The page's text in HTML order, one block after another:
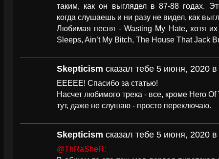
таким, как он выглядел в 87-88 годах.
когда слушаешь и ни разу не видел, как
Любимая песня - Wasting My Hate, хотя
Sleeps, Ain’t My Bitch, The House That Jack
Skepticism сказал тебе 5 июня, 2020
ЕЕЕЕЕ! Спасибо за статью!
Насчет любимого трека - все, кроме Hero
тут, даже не слушаю - просто переключаю.
Skepticism сказал тебе 5 июня, 2020
@ThRaSheR: